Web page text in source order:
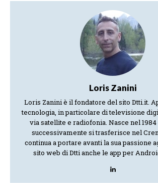
Loris Zanini
Loris Zanini è il fondatore del sito Dtti.it.
tecnologia, in particolare di televisione
via satellite e radiofonia. Nasce nel 1984
successivamente si trasferisce nel
continua a portare avanti la sua passione
sito web di Dtti anche le app per